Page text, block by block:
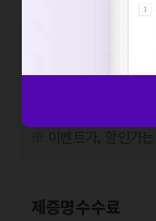
비급여 항목의 경
한 가격은 해당 의료
※급여 항목의 경우,
격입니다. (진료와 연
산정될 수 있는 점 참
제증명수수료